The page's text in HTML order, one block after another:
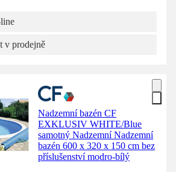
v prodejně
Nadzemní bazén CF
EXKLUSIV WHITE/Blue
samotný Nadzemní Nadzemní
bazén 600 x 320 x 150 cm bez
příslušenství modro-bílý